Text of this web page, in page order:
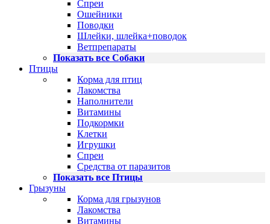
Спреи
Ошейники
Поводки
Шлейки, шлейка+поводок
Ветпрепараты
Показать все Собаки
Птицы
Корма для птиц
Лакомства
Наполнители
Витамины
Подкормки
Клетки
Игрушки
Спреи
Средства от паразитов
Показать все Птицы
Грызуны
Корма для грызунов
Лакомства
Витамины